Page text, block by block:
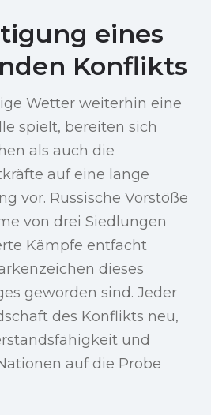
eines
Konflikts
Wetter weiterhin eine
spielt, bereiten sich
als auch die
auf eine lange
vor. Russische Vorstöße
von drei Siedlungen
Kämpfe entfacht
dieses
geworden sind. Jeder
des Konflikts neu,
und
auf die Probe